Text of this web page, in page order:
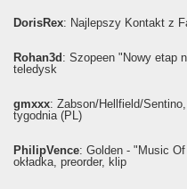
DorisRex: Najlepszy Kontakt z
Rohan3d : Szopeen "Nowy etap
teledysk
gmxxx: Żabson/Hellfield/
tygodnia (PL)
PhilipVence: Golden - "Music
okładka, preorder, klip